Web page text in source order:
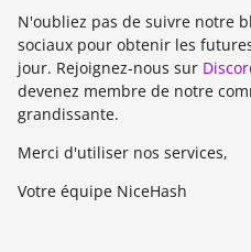
N'oubliez pas de suivre notre
sociaux pour obtenir les
jour. Rejoignez-nous sur
devenez membre de notre
grandissante.
Merci d'utiliser nos services,
Votre équipe NiceHash